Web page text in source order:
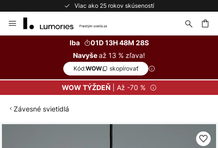
Viac ako 25 rokov skúseností
to
Iba
01D 13H 48M 27S
Navyšeaž 13 % zľava!
Kód:WOW skopírovať
WOW TÝŽDEŇ| Až -70 %
Závesné svietidlá